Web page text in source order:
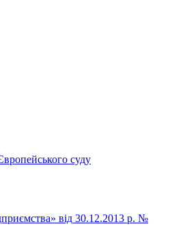
суду
від 30.12.2013 р. №